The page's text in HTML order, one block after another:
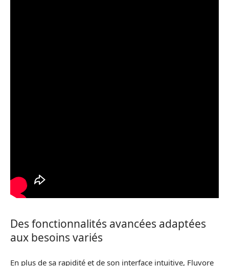
Des fonctionnalités avancées adaptées
aux besoins variés
En plus de sa rapidité et de son interface intuitive, Fluvore